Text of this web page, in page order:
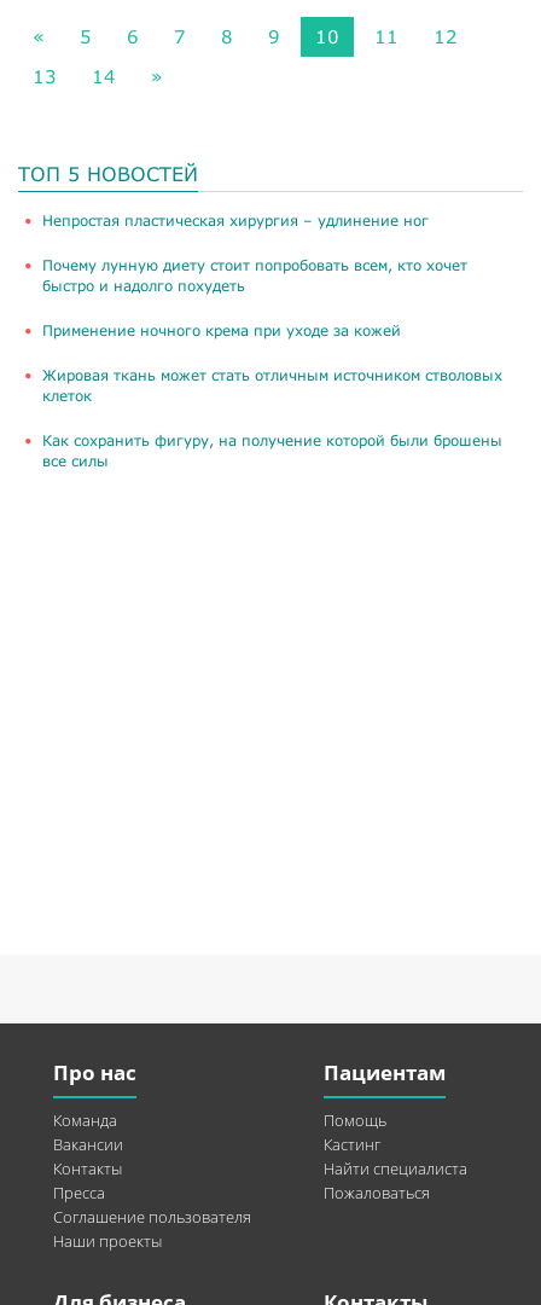
« 5 6 7 8 9 10 11
12
13
14 »
ТОП 5 НОВОСТЕЙ
​Непростая пластическая хирургия – удлинение ног
Почему лунную диету стоит попробовать всем, кто хочет
быстро и надолго похудеть
Применение ночного крема при уходе за кожей
Жировая ткань может стать отличным источником стволовых
клеток
Как сохранить фигуру, на получение которой были брошены
все силы
Про нас
Команда
Вакансии
Контакты
Пресса
Соглашение пользователя
Наши проекты
Пациентам
Помощь
Кастинг
Найти специалиста
Пожаловаться